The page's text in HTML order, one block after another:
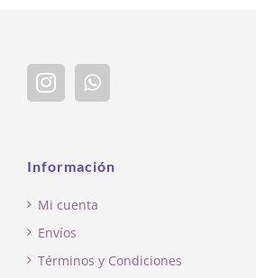
Información
Mi cuenta
Envíos
Términos y Condiciones